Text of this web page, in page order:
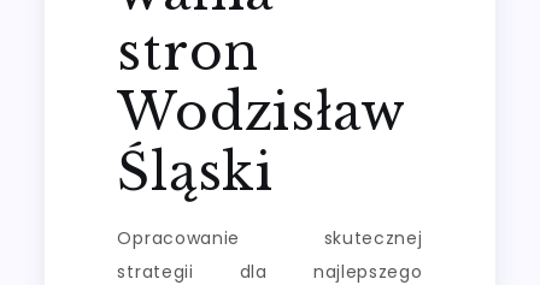
stron
Wodzisław
Śląski
Opracowanie skutecznej
strategii dla najlepszego